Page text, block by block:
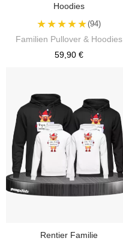
Hoodies
★★★★★(94)
Familien Pullover & Hoodies
59,90 €
Rentier Familie